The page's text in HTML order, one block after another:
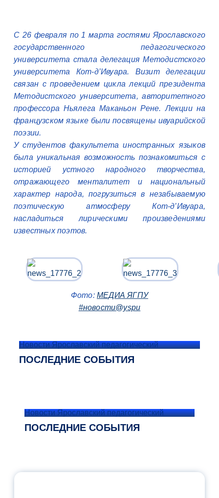
С 26 февраля по 1 марта гостями Ярославского
государственного педагогического
университета стала делегация Методистского
университета Кот-д’Ивуара. Визит делегации
связан с проведением цикла лекций президента
Методистского университета, авторитетного
профессора Ньялега Маканьон Рене. Лекции на
французском языке были посвящены ивуарийской
поэзии.
У студентов факультета иностранных языков
была уникальная возможность познакомиться с
историей устного народного творчества,
отражающего менталитет и национальный
характер народа, погрузиться в незабываемую
поэтическую атмосферу Кот-д’Ивуара,
насладиться лирическими произведениями
известных поэтов.
Фото:МЕДИА ЯГПУ
#новости@yspu
Новости Ярославский педагогический
ПОСЛЕДНИЕ СОБЫТИЯ
Новости Ярославский педагогический
ПОСЛЕДНИЕ СОБЫТИЯ